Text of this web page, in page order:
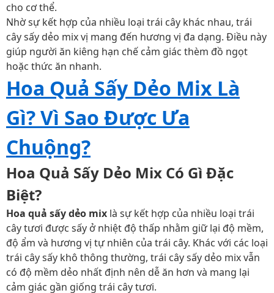
cho cơ thể.
Nhờ sự kết hợp của nhiều loại trái cây khác nhau, trái
cây sấy dẻo mix vị mang đến hương vị đa dạng. Điều này
giúp người ăn kiêng hạn chế cảm giác thèm đồ ngọt
hoặc thức ăn nhanh.
Hoa Quả Sấy Dẻo Mix Là
Gì? Vì Sao Được Ưa
Chuộng?
Hoa Quả Sấy Dẻo Mix Có Gì Đặc
Biệt?
Hoa quả sấy dẻo mix là sự kết hợp của nhiều loại trái
cây tươi được sấy ở nhiệt độ thấp nhằm giữ lại độ mềm,
độ ẩm và hương vị tự nhiên của trái cây. Khác với các loại
trái cây sấy khô thông thường, trái cây sấy dẻo mix vẫn
có độ mềm dẻo nhất định nên dễ ăn hơn và mang lại
cảm giác gần giống trái cây tươi.